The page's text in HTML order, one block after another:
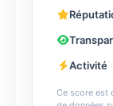
Activité
Ce score est